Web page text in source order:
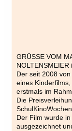
GRÜSSE VOM
Der seit 2008
eines
erstmals im
Die
Der Film wurde
ausgezeichnet